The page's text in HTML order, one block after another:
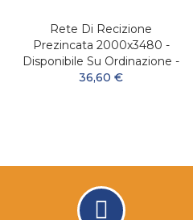
Rete Di Recizione
Prezincata 2000x3480 -
Disponibile Su Ordinazione -
36,60 €